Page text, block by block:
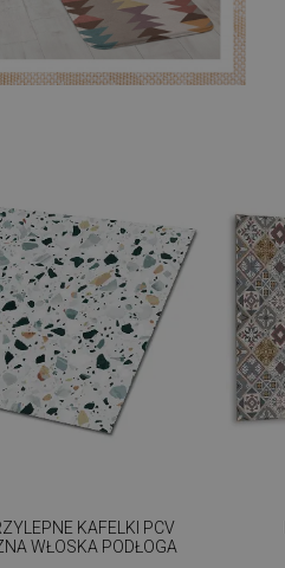
KAFELKI PCV
WŁOSKA PODŁOGA